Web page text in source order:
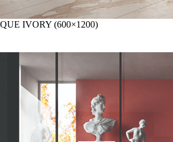
IVORY (600×1200)